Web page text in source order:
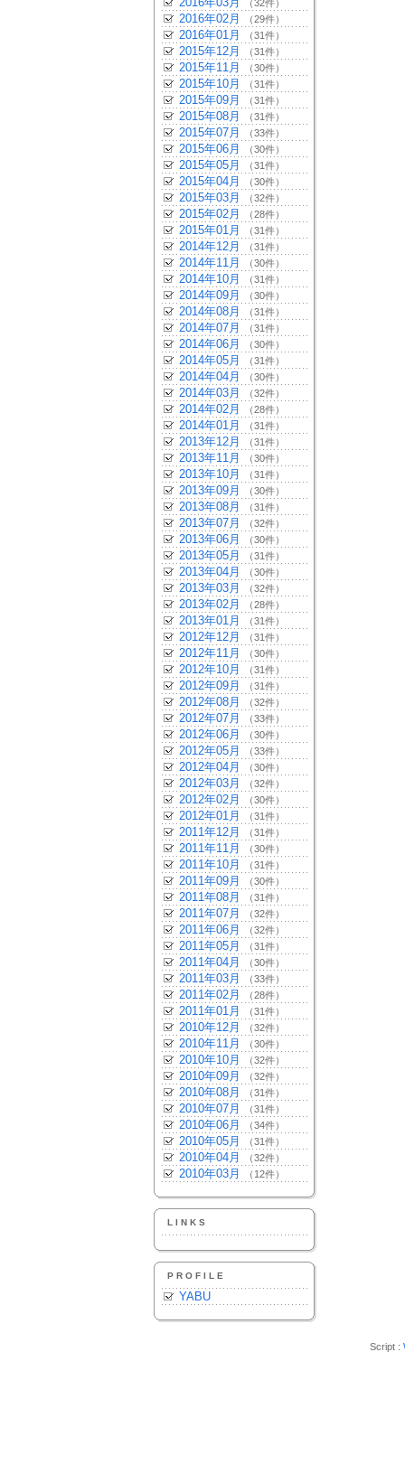
（32件）
2016年02月 （29件）
2016年01月 （31件）
2015年12月 （31件）
2015年11月 （30件）
2015年10月 （31件）
2015年09月 （31件）
2015年08月 （31件）
2015年07月 （33件）
2015年06月 （30件）
2015年05月 （31件）
2015年04月 （30件）
2015年03月 （32件）
2015年02月 （28件）
2015年01月 （31件）
2014年12月 （31件）
2014年11月 （30件）
2014年10月 （31件）
2014年09月 （30件）
2014年08月 （31件）
2014年07月 （31件）
2014年06月 （30件）
2014年05月 （31件）
2014年04月 （30件）
2014年03月 （32件）
2014年02月 （28件）
2014年01月 （31件）
2013年12月 （31件）
2013年11月 （30件）
2013年10月 （31件）
2013年09月 （30件）
2013年08月 （31件）
2013年07月 （32件）
2013年06月 （30件）
2013年05月 （31件）
2013年04月 （30件）
2013年03月 （32件）
2013年02月 （28件）
2013年01月 （31件）
2012年12月 （31件）
2012年11月 （30件）
2012年10月 （31件）
2012年09月 （31件）
2012年08月 （32件）
2012年07月 （33件）
2012年06月 （30件）
2012年05月 （33件）
2012年04月 （30件）
2012年03月 （32件）
2012年02月 （30件）
2012年01月 （31件）
2011年12月 （31件）
2011年11月 （30件）
2011年10月 （31件）
2011年09月 （30件）
2011年08月 （31件）
2011年07月 （32件）
2011年06月 （32件）
2011年05月 （31件）
2011年04月 （30件）
2011年03月 （33件）
2011年02月 （28件）
2011年01月 （31件）
2010年12月 （32件）
2010年11月 （30件）
2010年10月 （32件）
2010年09月 （32件）
2010年08月 （31件）
2010年07月 （31件）
2010年06月 （34件）
2010年05月 （31件）
2010年04月 （32件）
2010年03月 （12件）
LINKS
PROFILE
YABU
Script :